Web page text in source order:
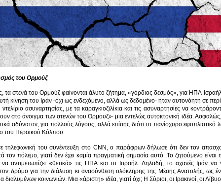
του Ορμούζ
τα στενά του Ορμούζ φαίνονται άλυτο ζήτημα, «γόρδιος δεσμός», για ΗΠΑ-
κίνηση του Ιράν -όχι ως ενδεχόμενο, αλλά ως δεδομένο- ήταν αυτονόητη σε
ασυναρτησίας, με τα καραγκιοζιλίκια και τις ασυναρτησίες να
στο άνοιγμα των στενών του Ορμουζ»· μια εντελώς αυτοκτονική ιδέα.
αδύνατον, για πολλούς λόγους, αλλά επίσης διότι το πανίσχυρο
του Περσικού Κόλπου.
τηλεφωνική του συνέντευξη στο CNN, ο παράφρων δήλωσε ότι δεν τον
τον πόλεμο, γιατί δεν έχει καμία πραγματική σημασία αυτό. Το ζητούμενο είναι
να αντιμετωπίζει «θετικά» τις ΗΠΑ και το Ισραήλ. Δηλαδή, το αχανές Ιράν
δρόμο για την διάλυση κι ανασύνθεση ολόκληρης της Μέσης Ανατολής, ως
διαλυμένων κοινωνιών. Μια «άριστη» ιδέα, γιατί όχι; Η Σύριοι, οι Ιρακινοί, οι